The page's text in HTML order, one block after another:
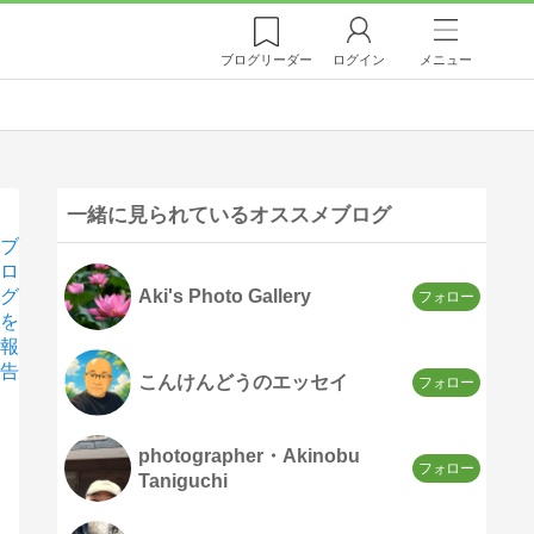
ブログリーダー ログイン メニュー
ブ
ロ
グ
を
報
告
一緒に見られているオススメブログ
Aki's Photo Gallery
こんけんどうのエッセイ
photographer・Akinobu
Taniguchi